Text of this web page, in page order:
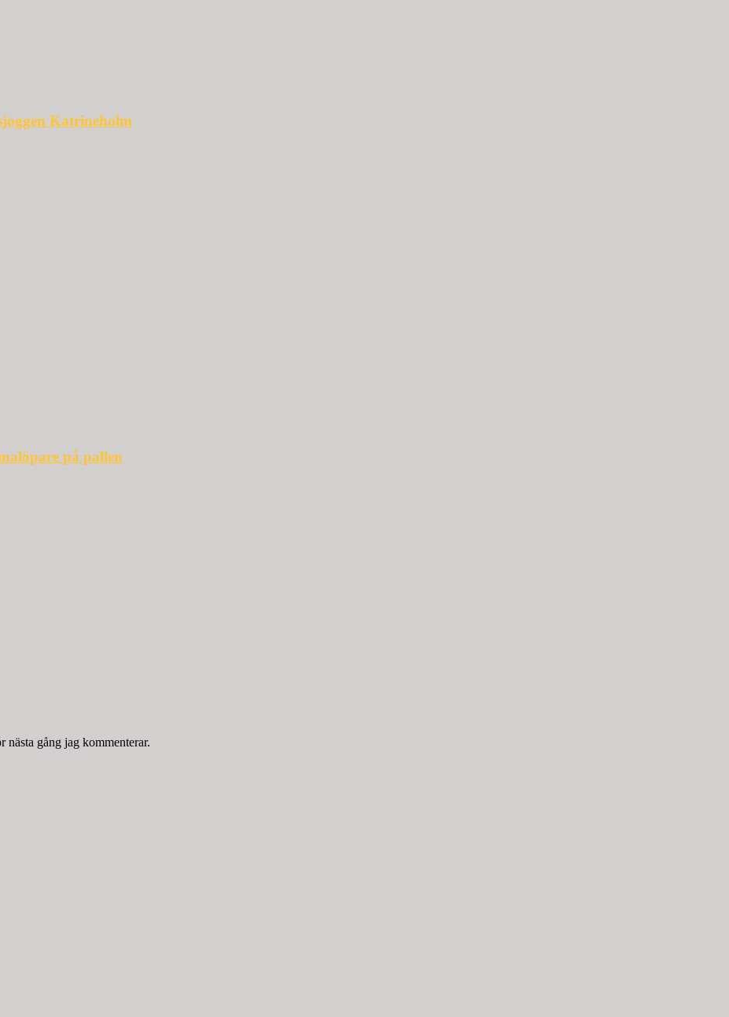
Katrineholm
på pallen
nästa gång jag kommenterar.